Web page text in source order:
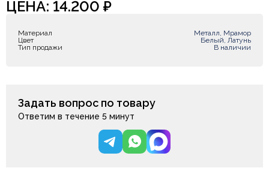
ЦЕНА: 14.200 ₽
Материал
Металл, Мрамор
Цвет
Белый, Латунь
Тип продажи
В наличии
Задать вопрос по товару
Ответим в течение 5 минут